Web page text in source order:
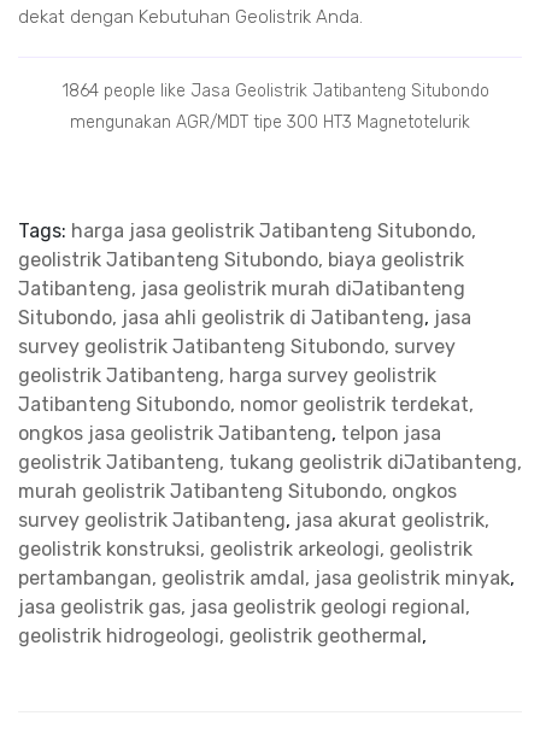
dekat dengan Kebutuhan Geolistrik Anda.
1864 people like Jasa Geolistrik Jatibanteng Situbondo
mengunakan AGR/MDT tipe 300 HT3 Magnetotelurik
Tags: harga jasa geolistrik Jatibanteng Situbondo,
geolistrik Jatibanteng Situbondo, biaya geolistrik
Jatibanteng, jasa geolistrik murah diJatibanteng
Situbondo, jasa ahli geolistrik di Jatibanteng, jasa
survey geolistrik Jatibanteng Situbondo, survey
geolistrik Jatibanteng, harga survey geolistrik
Jatibanteng Situbondo, nomor geolistrik terdekat,
ongkos jasa geolistrik Jatibanteng, telpon jasa
geolistrik Jatibanteng, tukang geolistrik diJatibanteng,
murah geolistrik Jatibanteng Situbondo, ongkos
survey geolistrik Jatibanteng, jasa akurat geolistrik,
geolistrik konstruksi, geolistrik arkeologi, geolistrik
pertambangan, geolistrik amdal, jasa geolistrik minyak,
jasa geolistrik gas, jasa geolistrik geologi regional,
geolistrik hidrogeologi, geolistrik geothermal ,